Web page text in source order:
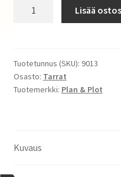
Lisää
Tuotetunnus (SKU): 9013
Osasto: Tarrat
Tuotemerkki: Plan & Plot
Kuvaus